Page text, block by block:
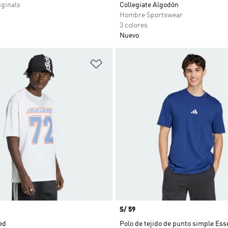
Collegiate Algodón
Hombre Sportswear
3 colores
Nuevo
de deseos Añadir a la lista de deseos
Precio
S/ 59
Polo de tejido de punto simple